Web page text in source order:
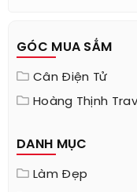
GÓC MUA SẮM
Cân Điện Tử
Hoàng Thịnh
DANH MỤC
Làm Đẹp